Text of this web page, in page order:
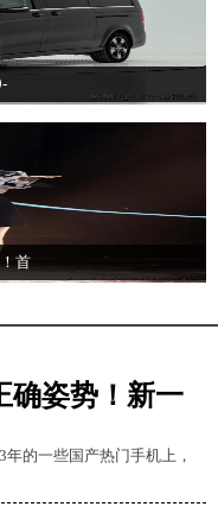
首
确姿势！新一
的一些国产热门手机上，